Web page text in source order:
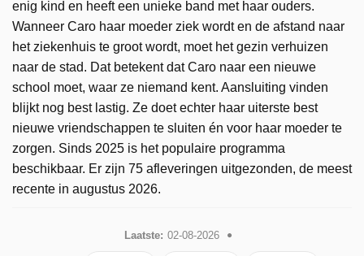
enig kind en heeft een unieke band met haar ouders.
Wanneer Caro haar moeder ziek wordt en de afstand naar
het ziekenhuis te groot wordt, moet het gezin verhuizen
naar de stad. Dat betekent dat Caro naar een nieuwe
school moet, waar ze niemand kent. Aansluiting vinden
blijkt nog best lastig. Ze doet echter haar uiterste best
nieuwe vriendschappen te sluiten én voor haar moeder te
zorgen. Sinds 2025 is het populaire programma
beschikbaar. Er zijn 75 afleveringen uitgezonden, de meest
recente in augustus 2026.
Laatste: 02-08-2026